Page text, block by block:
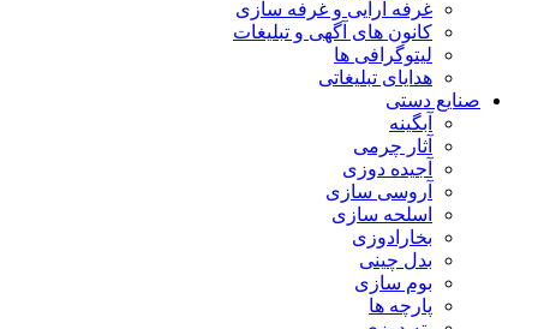
غرفه آرایی و غرفه سازی
کانون های آگهی و تبلیغات
لیتوگرافی ها
هدایای تبلیغاتی
صنایع دستی
آبگینه
آثار چرمی
آجیده دوزی
آروسی سازی
اسلحه سازی
بخارادوزی
بدل چینی
بوم سازی
پارچه ها